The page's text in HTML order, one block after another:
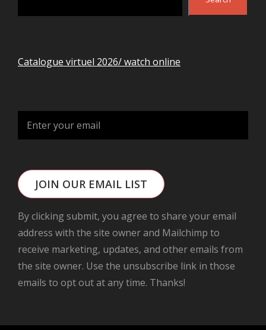
Catalogue virtuel 2026/ watch online
JOIN OUR EMAIL LIST
By clicking submit, you agree to share your email
address with the site owner and Mailchimp to
receive marketing, updates, and other emails from
the site owner. Use the unsubscribe link in those
emails to opt out at any time. Thanks!